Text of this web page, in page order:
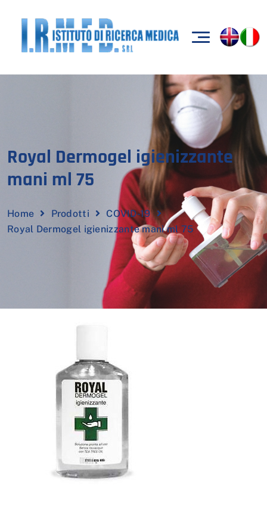
Royal Dermogel igienizzante
mani ml 75
Home Prodotti
COVID-19
Royal Dermogel igienizzante mani ml 75